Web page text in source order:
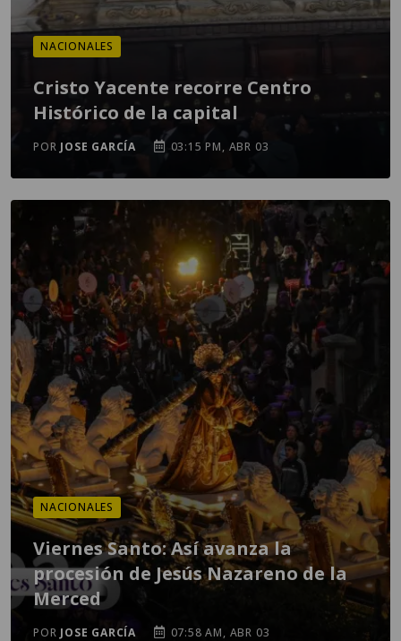
NACIONALES
Cristo Yacente recorre Centro
Histórico de la capital
POR JOSE GARCÍA 03:15 PM, ABR 03
NACIONALES
Viernes Santo: Así avanza la
procesión de Jesús Nazareno de la
Merced
POR JOSE GARCÍA 07:58 AM, ABR 03